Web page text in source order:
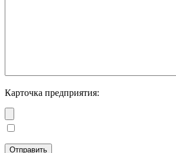
Карточка предприятия: